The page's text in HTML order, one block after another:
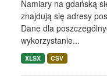
Namiary na gdańską
znajdują się adresy
Dane dla
wykorzystanie...
XLSX CSV